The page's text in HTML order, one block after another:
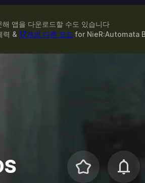
앱을 다운로드할 수도 있습니다
력 & 17개의 다른 모드 for NieR:Automata